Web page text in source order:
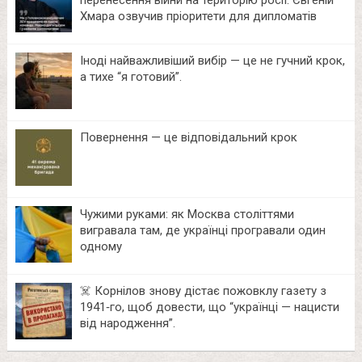
Хмара озвучив пріоритети для дипломатів
Іноді найважливіший вибір — це не гучний крок,
а тихе “я готовий”.
Повернення — це відповідальний крок
Чужими руками: як Москва століттями
вигравала там, де українці програвали один
одному
☠️ Корнілов знову дістає пожовклу газету з
1941‑го, щоб довести, що “українці — нацисти
від народження”.